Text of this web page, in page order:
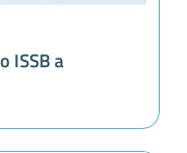
ISSB a